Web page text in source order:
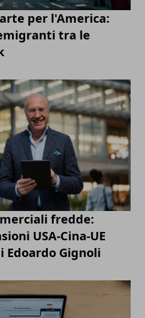
per l'America:
tra le
fredde:
USA-Cina-UE
Edoardo Gignoli